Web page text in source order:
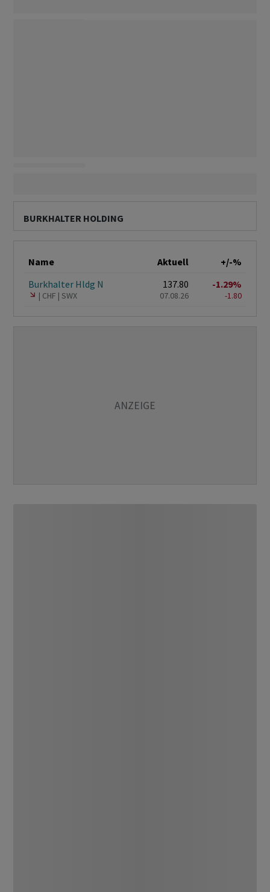
BURKHALTER HOLDING
Name Aktuell
+/-%
Burkhalter Hldg N
CHF SWX
137.80
07.08.26
-1.29%
-1.80